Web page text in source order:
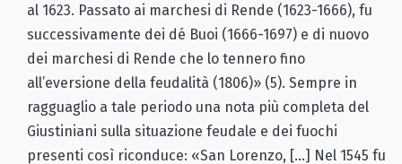
al 1623. Passato ai marchesi di Rende (1623-1666), fu
successivamente dei dé Buoi (1666-1697) e di nuovo
dei marchesi di Rende che lo tennero fino
all’eversione della feudalità (1806)» (5). Sempre in
ragguaglio a tale periodo una nota più completa del
Giustiniani sulla situazione feudale e dei fuochi
presenti così riconduce: «San Lorenzo, […] Nel 1545 fu